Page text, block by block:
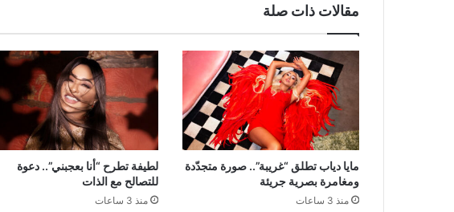
مقالات ذات صلة
مايا دياب تطلق “غريبة”.. صورة متجدّدة
ومغامرة بصرية جريئة
منذ 3 ساعات
لطيفة تطرح “أنا بعجبني”.. دعوة
للتصالح مع الذات
منذ 3 ساعات